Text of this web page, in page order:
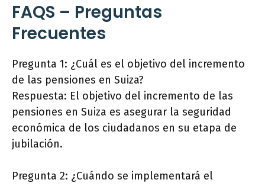
FAQS – Preguntas
Frecuentes
Pregunta 1: ¿Cuál es el objetivo del incremento
de las pensiones en Suiza?
Respuesta: El objetivo del incremento de las
pensiones en Suiza es asegurar la seguridad
económica de los ciudadanos en su etapa de
jubilación.
Pregunta 2: ¿Cuándo se implementará el